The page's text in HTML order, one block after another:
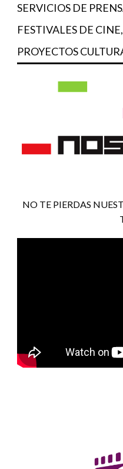
SERVICIOS DE
FESTIVALES DE
PROYECTOS
NO TE PIERDAS